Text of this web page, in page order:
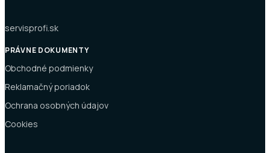
servisprofi.sk
PRÁVNE DOKUMENTY
Obchodné podmienky
Reklamačný poriadok
Ochrana osobných údajov
Cookies